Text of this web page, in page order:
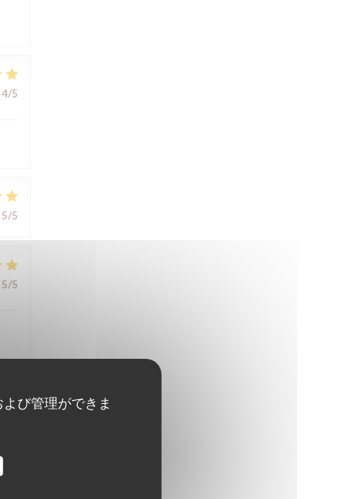
び管理ができま
4/5
5/5
5/5
5/5
5